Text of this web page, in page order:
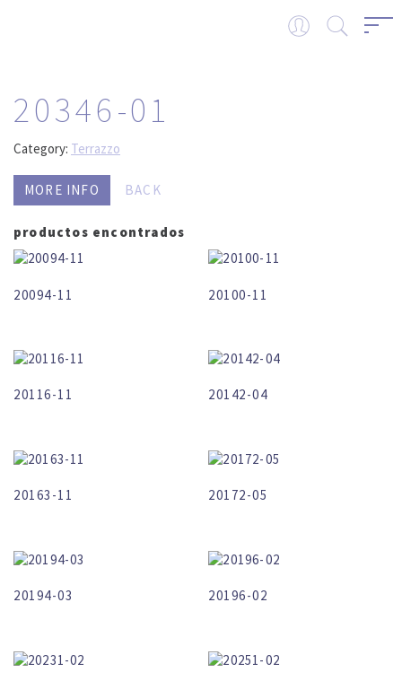
20346-01
Category: Terrazzo
MORE INFO BACK
productos encontrados
20094-11 20100-11
20116-11 20142-04
20163-11 20172-05
20194-03 20196-02